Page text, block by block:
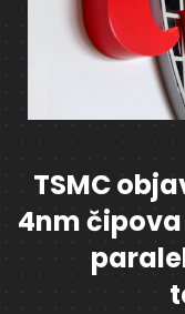
TSMC
4nm